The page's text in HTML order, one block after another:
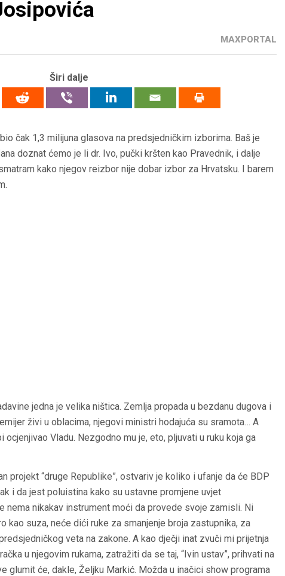
MAXPORTAL
Širi dalje
čak 1,3 milijuna glasova na predsjedničkim izborima. Baš je
doznat ćemo je li dr. Ivo, pučki kršten kao Pravednik, i dalje
kako njegov reizbor nije dobar izbor za Hrvatsku. I barem
jedna je velika ništica. Zemlja propada u bezdanu dugova i
živi u oblacima, njegovi ministri hodajuća su sramota… A
Vladu. Nezgodno mu je, eto, pljuvati u ruku koja ga
projekt “druge Republike”, ostvariv je koliko i ufanje da će BDP
i da jest poluistina kako su ustavne promjene uvjet
nema nikakav instrument moći da provede svoje zamisli. Ni
kao suza, neće dići ruke za smanjenje broja zastupnika, za
veta na zakone. A kao dječji inat zvuči mi prijetnja
u njegovim rukama, zatražiti da se taj, “Ivin ustav”, prihvati na
glumit će, dakle, Željku Markić. Možda u inačici show programa